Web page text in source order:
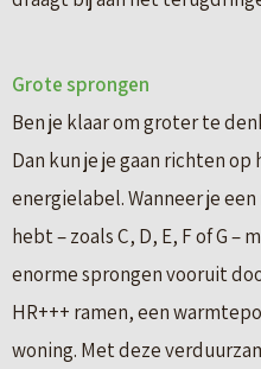
Grote sprongen
Ben je klaar om groter te
Dan kun je je gaan richten
energielabel. Wanneer je
hebt – zoals C, D, E, F of G –
enorme sprongen vooruit
HR+++ ramen, een
woning. Met deze